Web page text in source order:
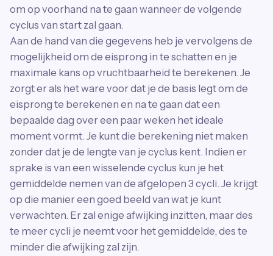
om op voorhand na te gaan wanneer de volgende
cyclus van start zal gaan.
Aan de hand van die gegevens heb je vervolgens de
mogelijkheid om de eisprong in te schatten en je
maximale kans op vruchtbaarheid te berekenen. Je
zorgt er als het ware voor dat je de basis legt om de
eisprong te berekenen en na te gaan dat een
bepaalde dag over een paar weken het ideale
moment vormt. Je kunt die berekening niet maken
zonder dat je de lengte van je cyclus kent. Indien er
sprake is van een wisselende cyclus kun je het
gemiddelde nemen van de afgelopen 3 cycli. Je krijgt
op die manier een goed beeld van wat je kunt
verwachten. Er zal enige afwijking inzitten, maar des
te meer cycli je neemt voor het gemiddelde, des te
minder die afwijking zal zijn.